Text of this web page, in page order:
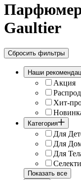
Gaultier
Сбросить фильтры
Наши
Акция
Хит-
Категория
Для
Для
Для
Показать все